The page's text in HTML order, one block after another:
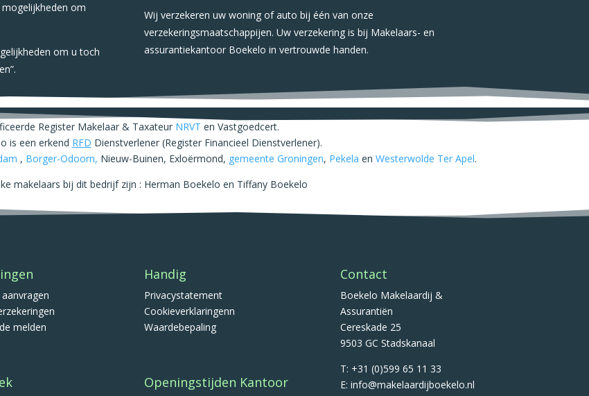
om
om u toch
Wij verzekeren uw woning of auto bij één van onze
verzekeringsmaatschappijen. Uw verzekering is bij Makelaars- en
assurantiekantoor Boekelo in vertrouwde handen.
Register Makelaar & Taxateur NRVT en Vastgoedcert.
is een erkend RFD Dienstverlener (Register Financieel Dienstverlener).
, Borger-Odoorn, Nieuw-Buinen, Exloërmond, gemeente Groningen, Pekela en Westerwolde Ter Apel.
makelaars bij dit bedrijf zijn : Herman Boekelo en Tiffany Boekelo
melden
Handig
Privacystatement
Cookieverklaringenn
Waardebepaling
Openingstijden Kantoor
Contact
Boekelo Makelaardij &
Assurantiën
Cereskade 25
9503 GC Stadskanaal
T: +31 (0)599 65 11 33
E: info@makelaardijboekelo.nl